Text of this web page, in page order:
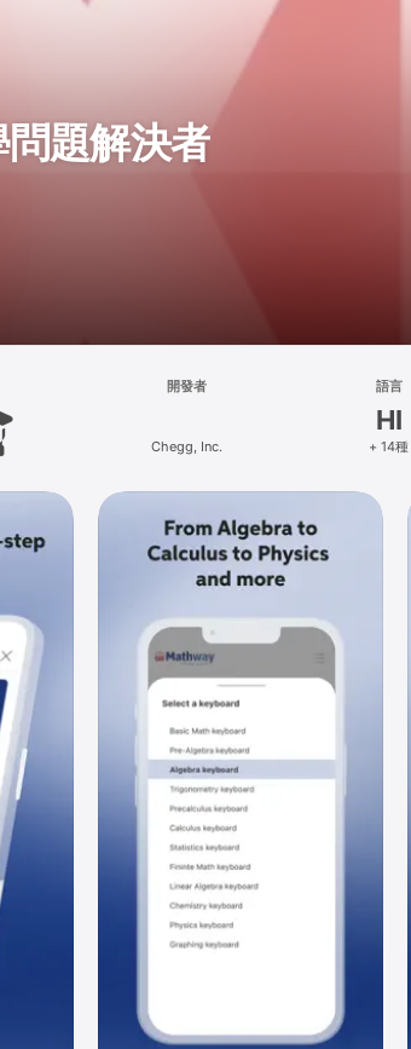
題解決者
開發者
Chegg, Inc.
語言
HI
+ 14種